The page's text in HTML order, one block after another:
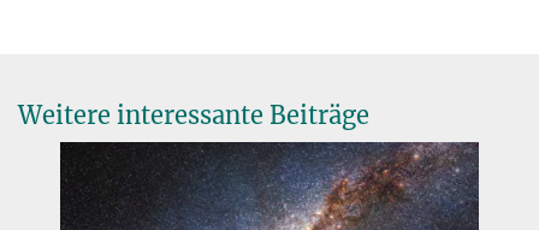
Weitere interessante Beiträge